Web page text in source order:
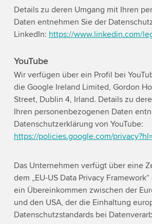
Details zu deren Umgang mit Ihren
Daten entnehmen Sie der
LinkedIn: https://www.linkedin.com/
YouTube
Wir verfügen über ein Profil bei
die Google Ireland Limited, Gordon
Street, Dublin 4, Irland. Details zu
Ihren personenbezogenen Daten
Datenschutzerklärung von YouTube:
https://policies.google.com/
Das Unternehmen verfügt über eine
dem „EU-US Data Privacy Framework“
ein Übereinkommen zwischen der
und den USA, der die Einhaltung
Datenschutzstandards bei